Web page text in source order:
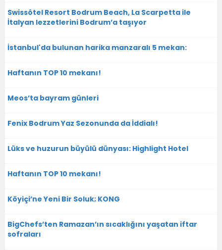
Swissôtel Resort Bodrum Beach, La Scarpetta ile
İtalyan lezzetlerini Bodrum’a taşıyor
İstanbul'da bulunan harika manzaralı 5 mekan:
Haftanın TOP 10 mekanı!
Meos’ta bayram günleri
Fenix Bodrum Yaz Sezonunda da İddialı!
Lüks ve huzurun büyülü dünyası: Highlight Hotel
Haftanın TOP 10 mekanı!
Köyiçi’ne Yeni Bir Soluk; KONG
BigChefs’ten Ramazan’ın sıcaklığını yaşatan iftar
sofraları